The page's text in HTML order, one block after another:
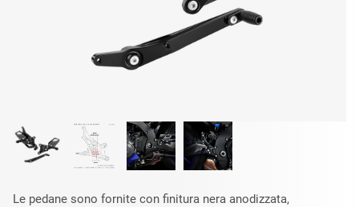
Le pedane sono fornite con finitura nera anodizzata,